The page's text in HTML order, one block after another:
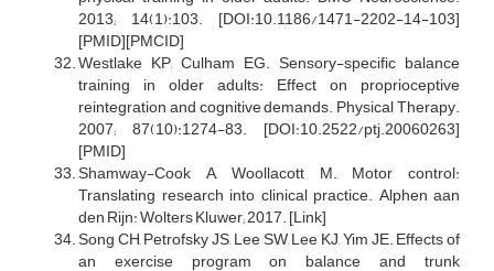
2013; 14(1):103. [DOI:10.1186/1471-2202-14-103]
[PMID][PMCID]
Westlake KP, Culham EG. Sensory-specific balance
training in older adults: Effect on proprioceptive
reintegration and cognitive demands. Physical Therapy.
2007; 87(10):1274-83. [DOI:10.2522/ptj.20060263]
[PMID]
Shamway-Cook A, Woollacott M. Motor control:
Translating research into clinical practice. Alphen aan
den Rijn: Wolters Kluwer; 2017. [Link]
Song CH, Petrofsky JS, Lee SW, Lee KJ, Yim JE. Effects of
an exercise program on balance and trunk